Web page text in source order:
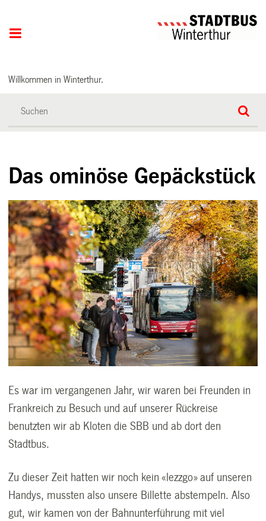
Willkommen in Winterthur.
Das ominöse Gepäckstück
Es war im vergangenen Jahr, wir waren bei Freunden in
Frankreich zu Besuch und auf unserer Rückreise
benutzten wir ab Kloten die SBB und ab dort den
Stadtbus.
Zu dieser Zeit hatten wir noch kein «lezzgo» auf unseren
Handys, mussten also unsere Billette abstempeln. Also
gut, wir kamen von der Bahnunterführung mit viel